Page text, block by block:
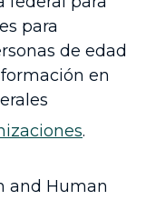
para
de edad
en
.
and Human